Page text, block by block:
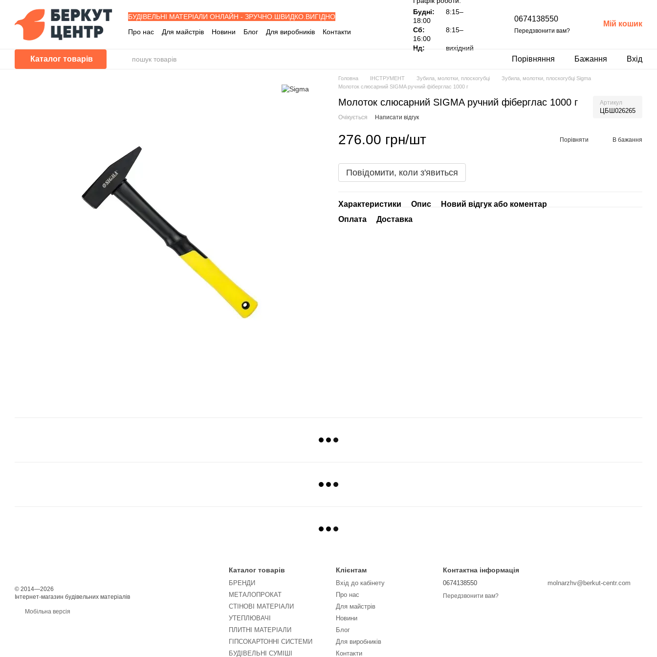
Перейти до основного контенту
БУДІВЕЛЬНІ МАТЕРІАЛИ ОНЛАЙН - ЗРУЧНО.ШВИДКО.ВИГІДНО
Про нас
Для майстрів Новини Блог Для виробників
Контакти
Питання - Відповіді
Будні:
8:15–
18:00
Сб:
8:15–
16:00
Нд:
вихідний
0674138550
Передзвонити вам?
Мій кошик
Каталог товарів Порівняння Бажання Вхід
Головна ІНСТРУМЕНТ Зубила, молотки, плоскогубці
Зубила, молотки, плоскогубці Sigma
Молоток слюсарний SIGMA ручний фіберглас 1000 г
Молоток слюсарний SIGMA ручний фіберглас 1000 г Артикул
ЦБШ026265
Очікується Написати відгук
276.00 грн/шт Порівняти В бажання
Повідомити, коли з'явиться
Характеристики Опис
Новий відгук або коментар
Оплата
Доставка
© 2014—2026
Інтернет-магазин будівельних матеріалів
Мобільна версія
Каталог товарів
БРЕНДИ
МЕТАЛОПРОКАТ
СТІНОВІ МАТЕРІАЛИ
УТЕПЛЮВАЧІ
ПЛИТНІ МАТЕРІАЛИ
ГІПСОКАРТОННІ СИСТЕМИ
БУДІВЕЛЬНІ СУМІШІ
Клієнтам
Вхід до кабінету
Про нас
Для майстрів
Новини
Блог
Для виробників
Контакти
Контактна інформація
0674138550
Передзвонити вам?
molnarzhv@berkut-centr.com